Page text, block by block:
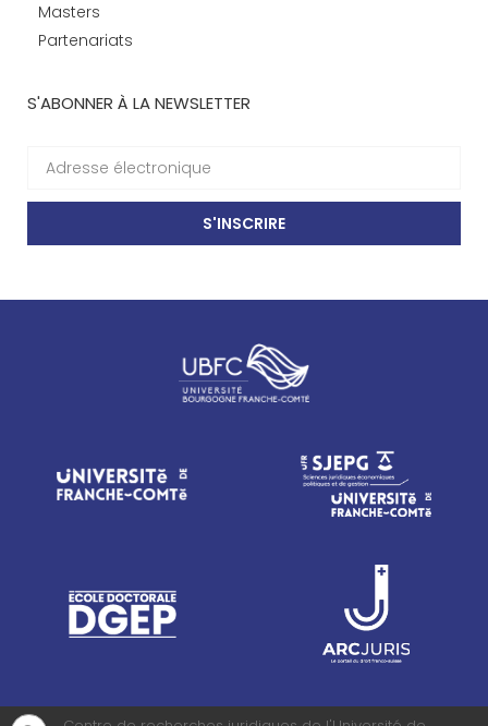
Masters
Partenariats
S'ABONNER À LA NEWSLETTER
S'INSCRIRE